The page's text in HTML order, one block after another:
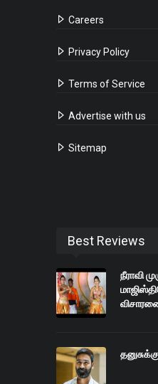
Careers
Privacy Policy
Terms of Service
Advertise with us
Sitemap
Best Reviews
நீராவி